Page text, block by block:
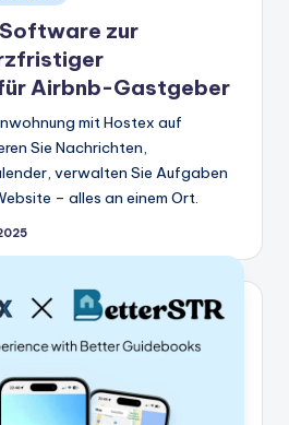
zur
Airbnb-Gastgeber
mit Hostex auf
Sie Nachrichten,
verwalten Sie Aufgaben
– alles an einem Ort.